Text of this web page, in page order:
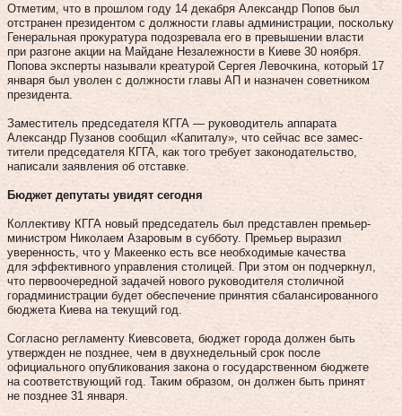
Отметим, что в прошлом году 14 декабря Александр Попов был
отстранен президентом с должности главы администрации, поскольку
Генеральная прокуратура подозревала его в превышении власти
при разгоне акции на Майдане Незалежности в Киеве 30 ноября.
Попова эксперты называли креатурой Сергея Левочкина, который 17
января был уволен с должности главы АП и назначен советником
президента.
Заместитель председателя КГГА — руководитель аппарата
Александр Пузанов сообщил «Капиталу», что сейчас все замес­
тители председателя КГГА, как того требует законодательство,
написали заявления об отставке.
Бюджет депутаты увидят сегодня
Коллективу КГГА новый председатель был представлен премьер-
министром Николаем Азаровым в субботу. Премьер выразил
уверенность, что у Макеенко есть все необходимые качества
для эффективного управления столицей. При этом он подчеркнул,
что первоочередной задачей нового руководителя столичной
горадминистрации будет обеспечение принятия сбалансированного
бюджета Киева на текущий год.
Согласно регламенту Киевсовета, бюджет города должен быть
утвержден не позднее, чем в двухнедельный срок после
официального опубликования закона о государственном бюджете
на соответствующий год. Таким образом, он должен быть принят
не позднее 31 января.